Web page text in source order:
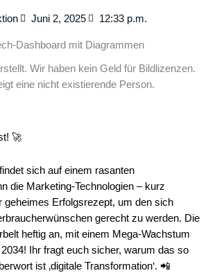
Juni 2, 2025 12:33 p.m.
Wir haben kein Geld für Bildlizenzen.
eine nicht existierende Person.
🚀
sich auf einem rasanten
die Marketing-Technologien – kurz
geheimes Erfolgsrezept, um den sich
gerecht zu werden. Die
heftig an, mit einem Mega-Wachstum
Ihr fragt euch sicher, warum das so
ist ‚digitale Transformation‘. 📲